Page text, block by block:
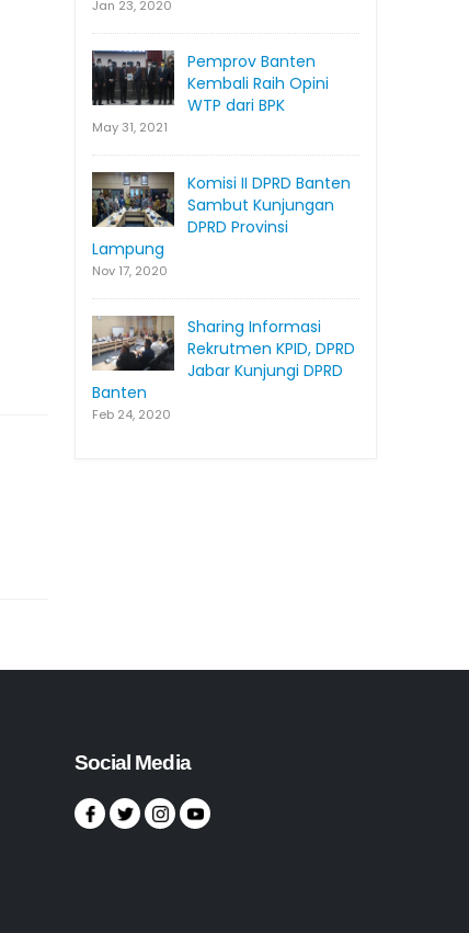
Jan 23, 2020
Pemprov Banten
Kembali Raih Opini
WTP dari BPK
May 31, 2021
Komisi II DPRD Banten
Sambut Kunjungan
DPRD Provinsi
Lampung
Nov 17, 2020
Sharing Informasi
Rekrutmen KPID, DPRD
Jabar Kunjungi DPRD
Banten
Feb 24, 2020
Social Media